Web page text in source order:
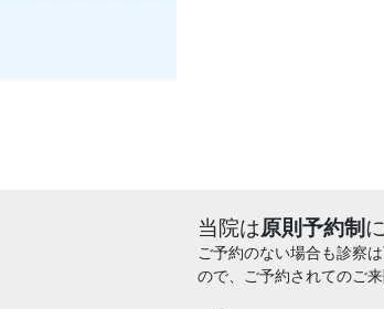
当院は原則予約制
ご予約のない場合も診察
ので、ご予約されてのご